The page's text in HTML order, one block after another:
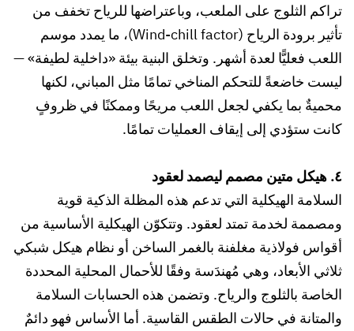
تراكم الثلوج على الملعب، وباعتراضها للرياح تخفف من
تأثير برودة الرياح (Wind-chill factor)، ما يمدد موسم
اللعب فعليًّا لعدة أشهر. وتخلق البنية بيئة «داخلية لطيفة» —
ليست خاضعةً للتحكم المناخي تمامًا مثل المباني، لكنها
محميةٌ بما يكفي لجعل اللعب مريحًا وممكنًا في ظروفٍ
كانت ستؤدي إلى إيقاف العمليات تمامًا.
٤. هيكل متين مصمم ليصمد لعقود
السلامة الهيكلية التي تدعم هذه المظلة الذكية قوية
ومصممة لخدمة تمتد لعقود. وتتكوّن الهيكلية الأساسية من
أقواس فولاذية مغلفنة بالغمر الساخن أو نظام هيكل شبكي
ثلاثي الأبعاد، وهي مُهندَسة وفقًا للأحمال المحلية المحددة
الخاصة بالثلوج والرياح. وتضمن هذه الحسابات السلامة
والمتانة في حالات الطقس القاسية. أما الأساس فهو دائمٌ